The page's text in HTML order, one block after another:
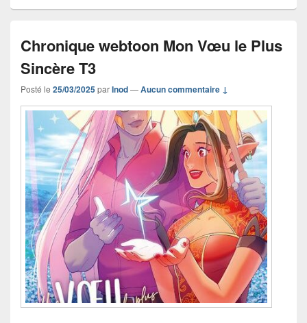
Chronique webtoon Mon Vœu le Plus
Sincère T3
Posté le 25/03/2025parInod—Aucun commentaire ↓